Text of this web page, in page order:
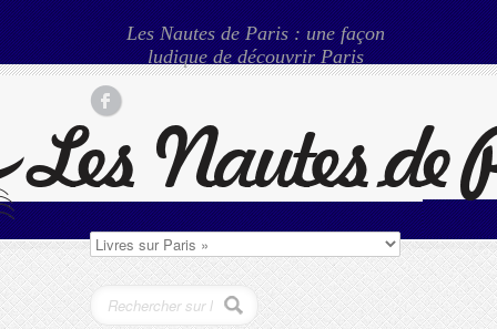
Les Nautes de Paris : une façon
ludique de découvrir Paris